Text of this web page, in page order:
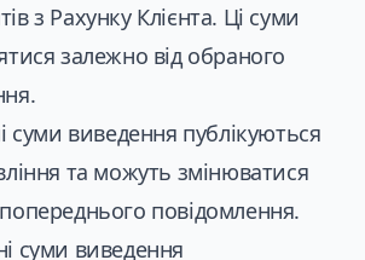
з Рахунку Клієнта. Ці суми
залежно від обраного
суми виведення публікуються
та можуть змінюватися
повідомлення.
суми виведення